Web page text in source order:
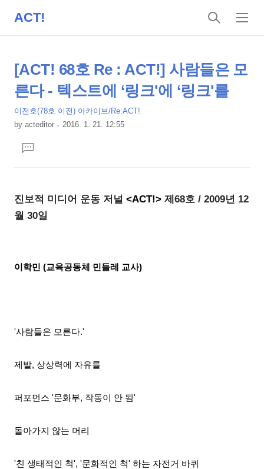
ACT!
검
메
상
세
컨
텐
츠
본
문
제
목
[ACT! 68호 Re : ACT!] 사람들은 모
른다 - 텍스트에 ‘링크'에 ‘링크'를
이전호(78호 이전) 아카이브/Re:ACT!
by acteditor 2016. 1. 21. 12:55
문댓
진보적 미디어 운동 저널 <ACT!> 제68호 / 2009년 12
월 30일
이학민 (교육공동체 민들레 교사)
'사람들은 모른다.'
제발, 상상력에 자유를
퍼포먼스 '문화부, 작동이 안 됨'
돌아가지 않는 머리
'친 생태적인 척', '문화적인 척' 하는 자전거 바퀴